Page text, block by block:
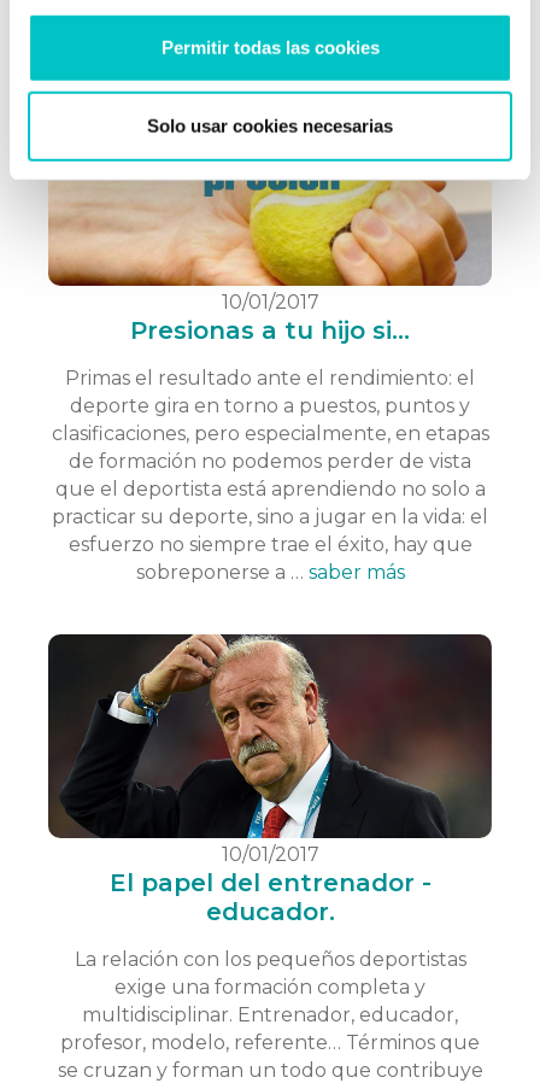
Permitir todas las cookies
Solo usar cookies necesarias
Post relacionados
10/01/2017
Presionas a tu hijo si...
Primas el resultado ante el rendimiento: el
deporte gira en torno a puestos, puntos y
clasificaciones, pero especialmente, en etapas
de formación no podemos perder de vista
que el deportista está aprendiendo no solo a
practicar su deporte, sino a jugar en la vida: el
esfuerzo no siempre trae el éxito, hay que
sobreponerse a … saber más
10/01/2017
El papel del entrenador -
educador.
La relación con los pequeños deportistas
exige una formación completa y
multidisciplinar. Entrenador, educador,
profesor, modelo, referente… Términos que
se cruzan y forman un todo que contribuye